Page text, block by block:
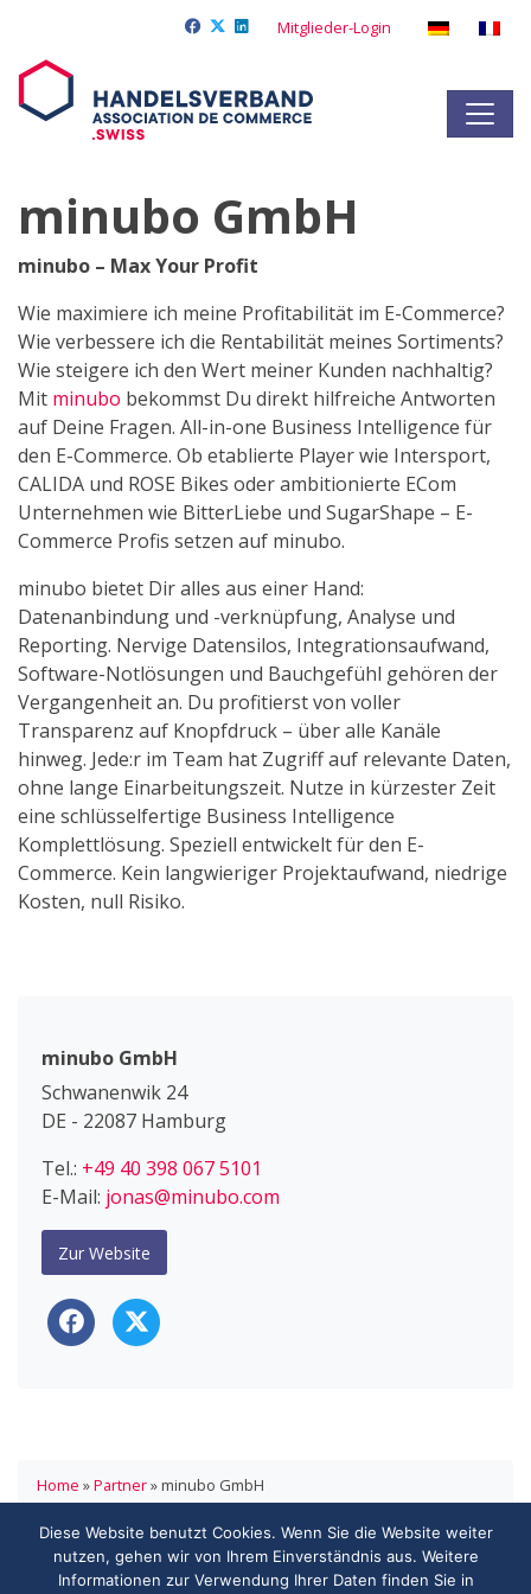
Mitglieder-Login
minubo GmbH
minubo – Max Your Profit
Wie maximiere ich meine Profitabilität im E-Commerce?
Wie verbessere ich die Rentabilität meines Sortiments?
Wie steigere ich den Wert meiner Kunden nachhaltig?
Mit minubo bekommst Du direkt hilfreiche Antworten
auf Deine Fragen. All-in-one Business Intelligence für
den E-Commerce. Ob etablierte Player wie Intersport,
CALIDA und ROSE Bikes oder ambitionierte ECom
Unternehmen wie BitterLiebe und SugarShape – E-
Commerce Profis setzen auf minubo.
minubo bietet Dir alles aus einer Hand:
Datenanbindung und -verknüpfung, Analyse und
Reporting. Nervige Datensilos, Integrationsaufwand,
Software-Notlösungen und Bauchgefühl gehören der
Vergangenheit an. Du profitierst von voller
Transparenz auf Knopfdruck – über alle Kanäle
hinweg. Jede:r im Team hat Zugriff auf relevante Daten,
ohne lange Einarbeitungszeit. Nutze in kürzester Zeit
eine schlüsselfertige Business Intelligence
Komplettlösung. Speziell entwickelt für den E-
Commerce. Kein langwieriger Projektaufwand, niedrige
Kosten, null Risiko.
minubo GmbH
Schwanenwik 24
DE - 22087 Hamburg
Tel.: +49 40 398 067 5101
E-Mail: jonas@minubo.com
Zur Website
Home »Partner»minubo GmbH
HANDELSVERBAND.swiss
ASSOCIATION DE COMMERCE.swiss
Diese Website benutzt Cookies. Wenn Sie die Website weiter
nutzen, gehen wir von Ihrem Einverständnis aus. Weitere
Informationen zur Verwendung Ihrer Daten finden Sie in